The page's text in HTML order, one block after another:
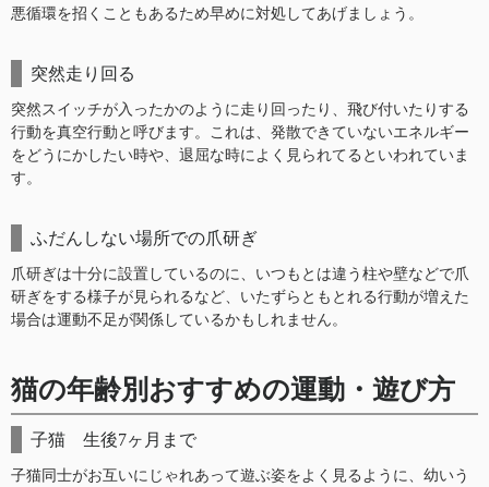
悪循環を招くこともあるため早めに対処してあげましょう。
突然走り回る
突然スイッチが入ったかのように走り回ったり、飛び付いたりする
行動を真空行動と呼びます。これは、発散できていないエネルギー
をどうにかしたい時や、退屈な時によく見られてるといわれていま
す。
ふだんしない場所での爪研ぎ
爪研ぎは十分に設置しているのに、いつもとは違う柱や壁などで爪
研ぎをする様子が見られるなど、いたずらともとれる行動が増えた
場合は運動不足が関係しているかもしれません。
猫の年齢別おすすめの運動・遊び方
子猫 生後7ヶ月まで
子猫同士がお互いにじゃれあって遊ぶ姿をよく見るように、幼いう